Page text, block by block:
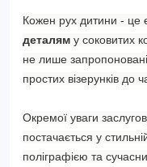
Кожен рух дитини - це
деталям у соковитих
не лише
простих візерунків до
Окремої уваги
постачається у
поліграфією та